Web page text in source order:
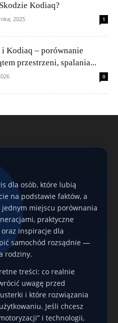
Kodiaq?
2025 1
Kodiaq – porównanie
przestrzeni, spalania...
0
dla osób, które lubią
na podstawie faktów, a
miejscu porównania
praktyczne
inspiracje dla
samochód rozsądnie —
rodziny.
treści: co realnie
uwagę przed
i które rozwiązania
Jeśli chcesz
i technologii,